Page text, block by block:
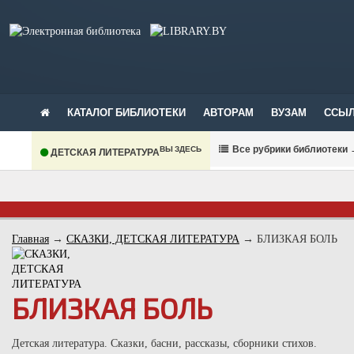
КАТАЛОГ БИБЛИОТЕКИ АВТОРАМ ВУЗАМ
ДЕТСКАЯ ЛИТЕРАТУРАВЫ ЗДЕСЬ Все рубрики библиотеки
Главная → СКАЗКИ, ДЕТСКАЯ ЛИТЕРАТУРА → БЛИЗКАЯ БОЛЬ
БЛИЗКАЯ БОЛЬ
Детская литература. Сказки, басни, рассказы, сборники стихов.